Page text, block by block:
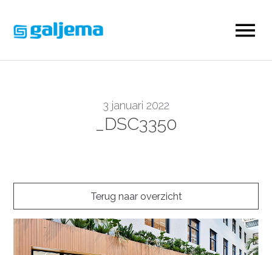
3 januari 2022
_DSC3350
Terug naar overzicht